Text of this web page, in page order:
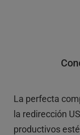
La perfecta
la redirección
productivos